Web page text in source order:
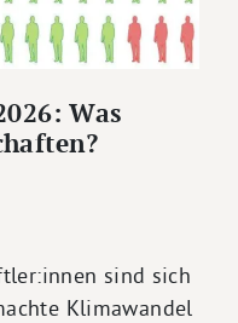
Was
sind sich
Klimawandel